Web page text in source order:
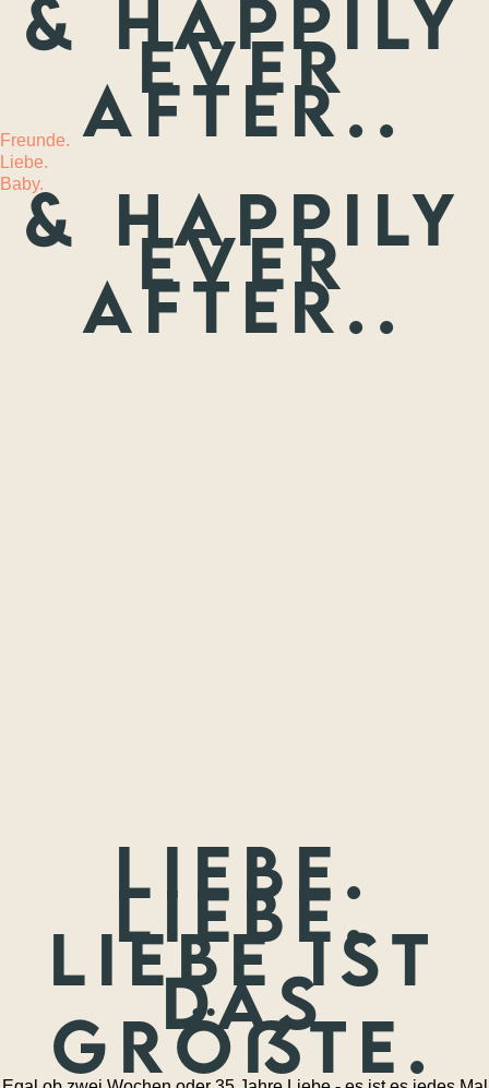
MEHR
& happily
ever
after..
Freunde.
Liebe.
Baby.& happily
ever
after..
Liebe.
Liebe.
Liebe ist
das
größte.